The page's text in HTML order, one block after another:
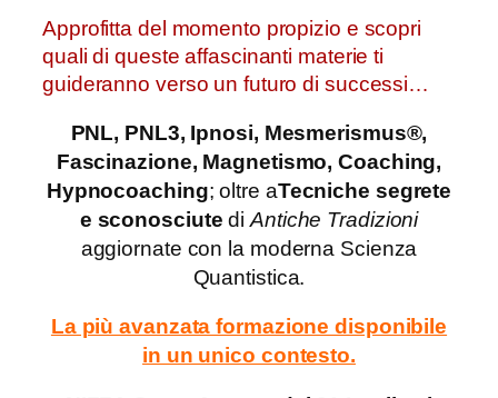
Approfitta del momento propizio e scopri
quali di queste affascinanti materie ti
guideranno verso un futuro di successi…
PNL, PNL3, Ipnosi, Mesmerismus®,
Fascinazione, Magnetismo, Coaching,
Hypnocoaching; oltre aTecniche segrete
e sconosciute diAntiche Tradizioni
aggiornate con la moderna Scienza
Quantistica.
La più avanzata formazione disponibile
in un unico contesto.